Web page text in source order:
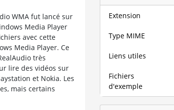
WMA fut lancé sur
Media Player
avec cette
Media Player. Ce
très
lire des vidéos sur
et Nokia. Les
mais certains
Extension
Type MIME
Liens utiles
Fichiers
d'exemple